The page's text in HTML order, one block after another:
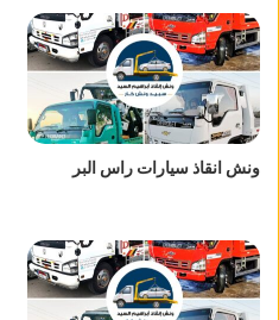
ونش انقاذ سيارات راس البر